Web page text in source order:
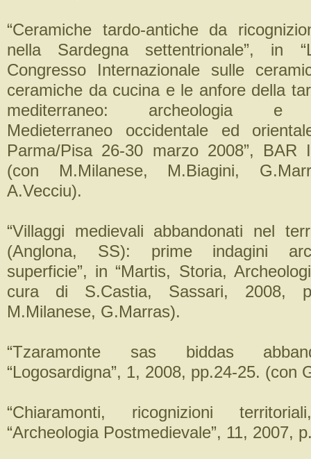
“Ceramiche tardo-antiche da
nella Sardegna settentrionale”, in
Congresso Internazionale sulle
ceramiche da cucina e le anfore della
mediterraneo: archeologia e
Medieterraneo occidentale ed
Parma/Pisa 26-30 marzo 2008”, BAR
(con M.Milanese, M.Biagini,
A.Vecciu).
“Villaggi medievali abbandonati nel
(Anglona, SS): prime indagini
superficie”, in “Martis, Storia,
cura di S.Castia, Sassari, 2008,
M.Milanese, G.Marras).
“Tzaramonte sas biddas
“Logosardigna”, 1, 2008, pp.24-25. (con
“Chiaramonti, ricognizioni
“Archeologia Postmedievale”, 11, 2007,